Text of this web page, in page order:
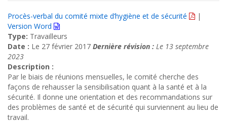
Procès-verbal du comité mixte d’hygiène et de sécurité
|
Version Word
Type: Travailleurs
Date : Le 27 février 2017 Dernière révision : Le 13 septembre
2023
Description :
Par le biais de réunions mensuelles, le comité cherche des
façons de rehausser la sensibilisation quant à la santé et à la
sécurité. Il donne une orientation et des recommandations sur
des problèmes de santé et de sécurité qui surviennent au lieu de
travail.